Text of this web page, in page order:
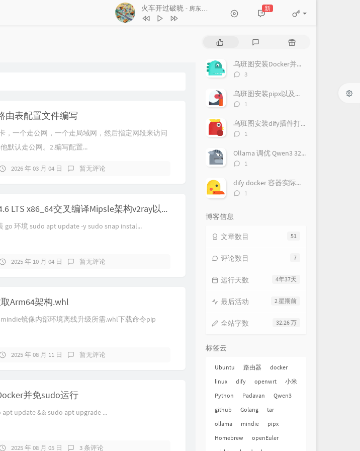
火车开过破晓 - 房东的猫
Y-0 椰林 / 李烨航
3 最想要的生活就在现在 谢春花
房东的猫
房东的猫
冯毅
徐海俏
新
由表配置文件编写
，一个走公网，一个走局域网，然后指定网段来访问
默认走公网。2.编写配置...
2026 年 03 月 04 日 暂无评论
Ubuntu 20.04.6 LTS x86_64交叉编译Mipsle架构v2ray以及v2ctl
go 环境 sudo apt update -y sudo snap instal...
2025 年 10 月 04 日 暂无评论
Arm64架构.whl
镜像内部环境离线升级所需.whl下载命令pip
2025 年 08 月 11 日 暂无评论
并免sudo运行
update && sudo apt upgrade ...
2025 年 08 月 05 日 3 条评论
章
评
随
文乌班图安装Docker并免sudo运行
评
数：
3
乌班图安装pipx以及配置魔塔终端工具
评
数：
1
乌班图安装dify插件打包环境
评
数：
1
Ollama 调优 Qwen3 32B_q8 模型最大化显存利用记录
评
数：
1
dify docker 容器实际记录
评1
博客信息
51
文章数目
7
评论数目
4年37天
运行天数
2 星期前
最后活动
32.26 万
全站字数
标签云
Ubuntu 路由器
docker
linux
dify openwrt
小米
Python
Padavan
Qwen3
github
Golang
tar
ollama
mindie
pipx
Homebrew
openEuler